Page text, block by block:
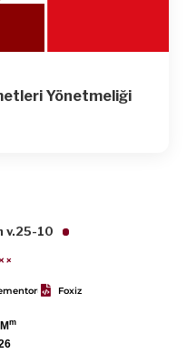
Yönetmeliği
v.25-10
Foxiz
m